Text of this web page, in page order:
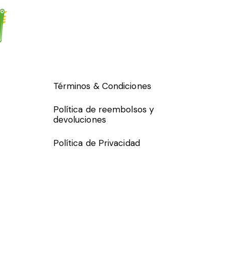
Términos & Condiciones
Política de reembolsos y
devoluciones
Política de Privacidad